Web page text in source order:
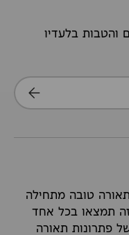
והטבות בלעדיו
הרשמה
טובה מתחילה
תמצאו בכל אחד
פתרונות תאורה